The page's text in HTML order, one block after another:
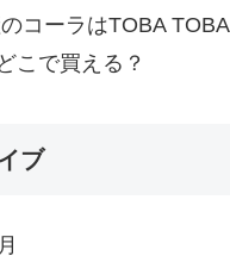
コーラはTOBA TOBA
こで買える？
ブ